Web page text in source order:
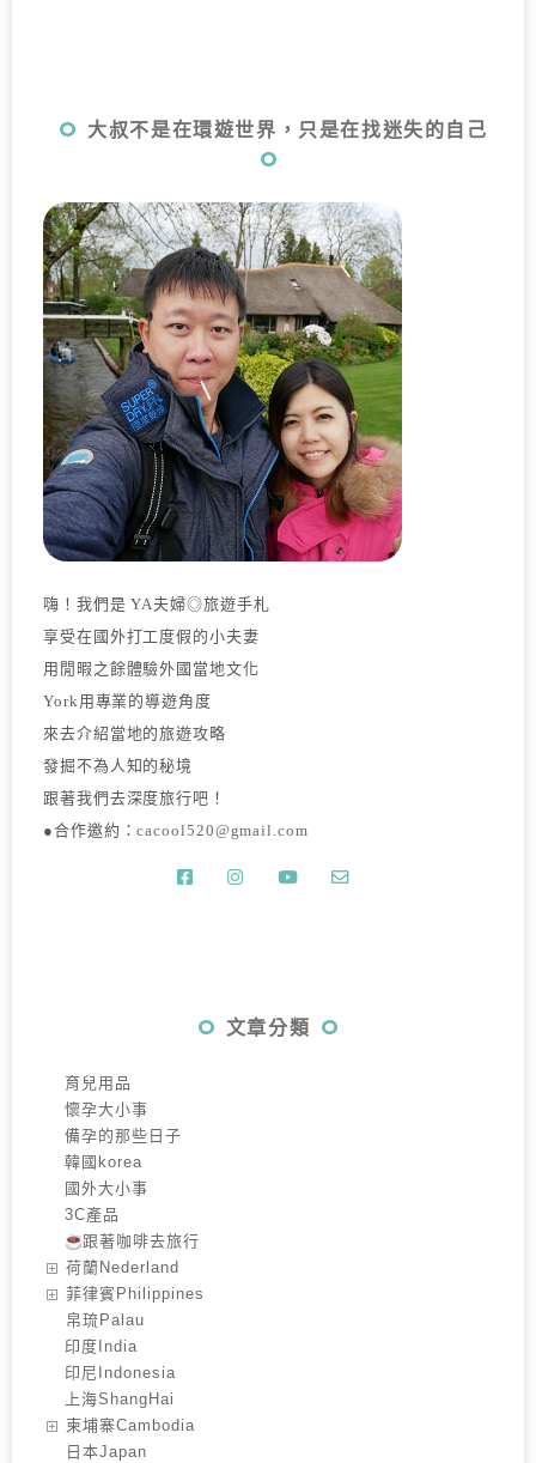
大叔不是在環遊世界，只是在找迷失的自己
嗨！我們是 YA夫婦◎旅遊手札
享受在國外打工度假的小夫妻
用閒暇之餘體驗外國當地文化
York用專業的導遊角度
來去介紹當地的旅遊攻略
發掘不為人知的秘境
跟著我們去深度旅行吧！
●合作邀約：cacool520@gmail.com
文章分類
育兒用品
懷孕大小事
備孕的那些日子
韓國korea
國外大小事
3C產品
跟著咖啡去旅行
️荷蘭Nederland
️菲律賓Philippines
️帛琉Palau
印度India
印尼Indonesia
上海ShangHai
️柬埔寨Cambodia
️日本Japan